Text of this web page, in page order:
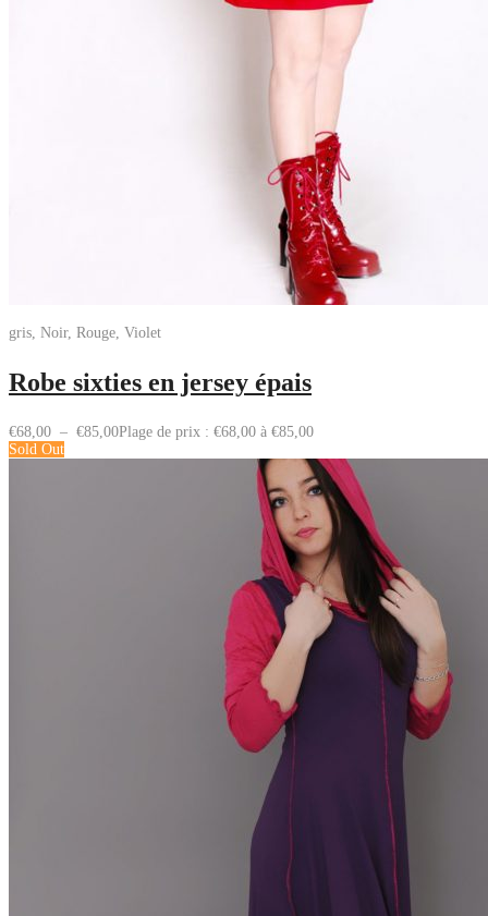
gris, Noir, Rouge, Violet
Robe sixties en jersey épais
€68,00 – €85,00Plage de prix : €68,00 à €85,00
Sold Out